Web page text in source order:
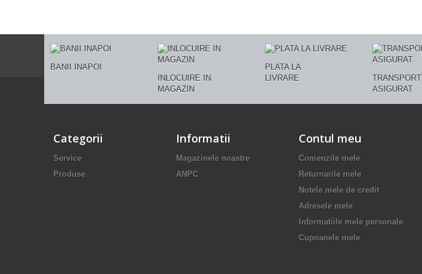
BANII INAPOI
INLOCUIRE IN
MAGAZIN
PLATA LA
LIVRARE
TRANSPORT
ASIGURAT
Categorii
Service
Produse
Informatii
Magazinele noastre
ANPC
Contul meu
Comenzile mele
Returnarile mele
Notele mele de credit
Adresele mele
Informatiile mele personale
Cupoanele mele